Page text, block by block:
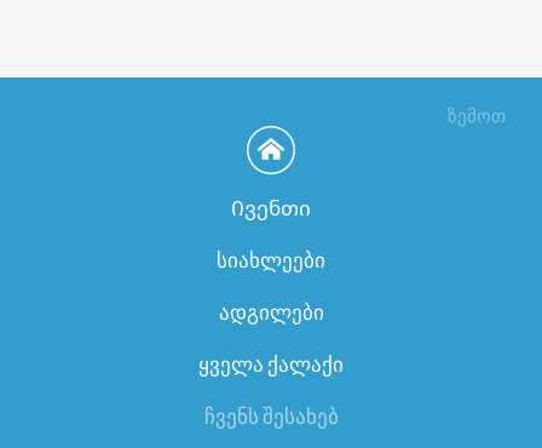
ზემოთ
Ივენთი
სიახლეები
ადგილები
ყველა ქალაქი
ჩვენს შესახებ